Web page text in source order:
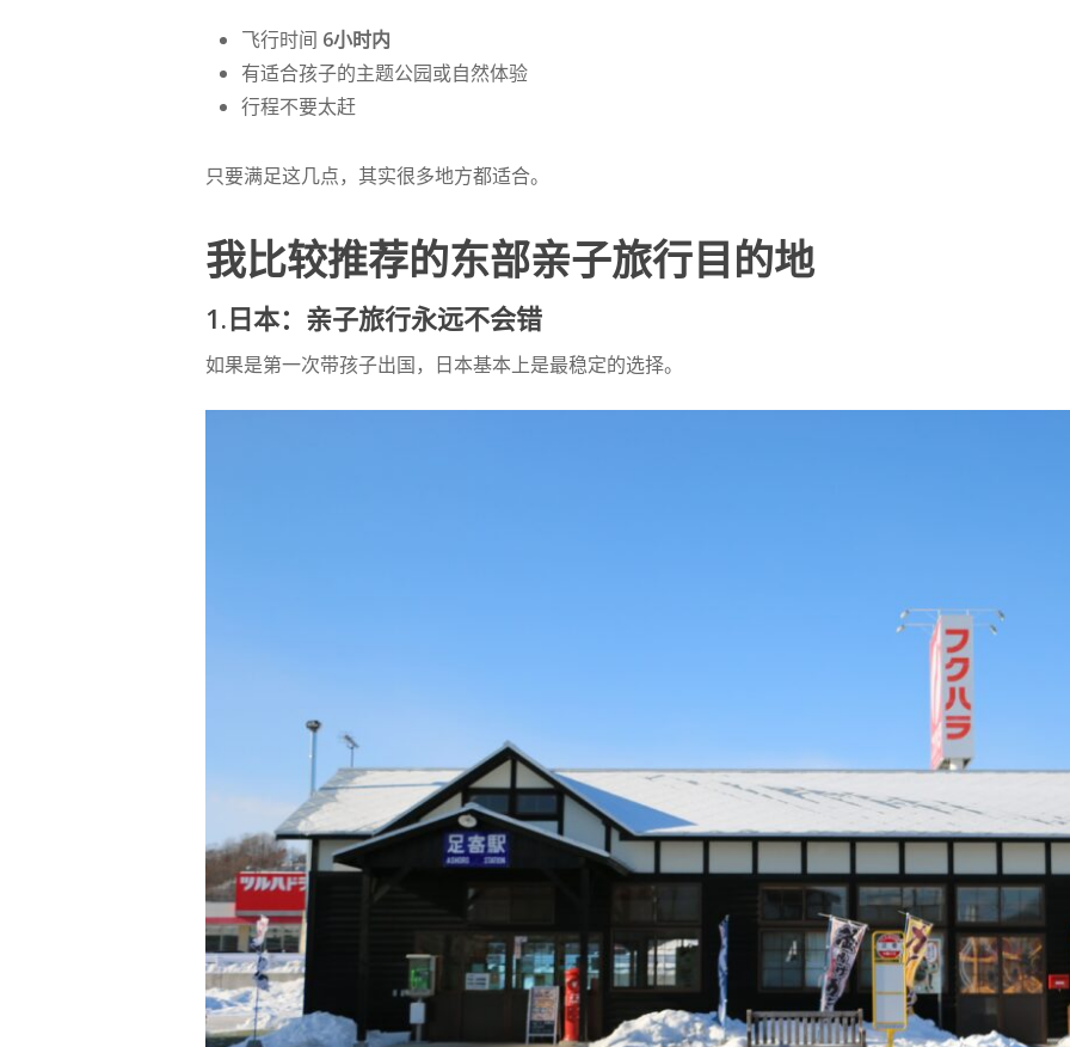
飞行时间 6小时内
有适合孩子的主题公园或自然体验
行程不要太赶
只要满足这几点，其实很多地方都适合。
我比较推荐的东部亲子旅行目的地
1.日本：亲子旅行永远不会错
如果是第一次带孩子出国，日本基本上是最稳定的选择。